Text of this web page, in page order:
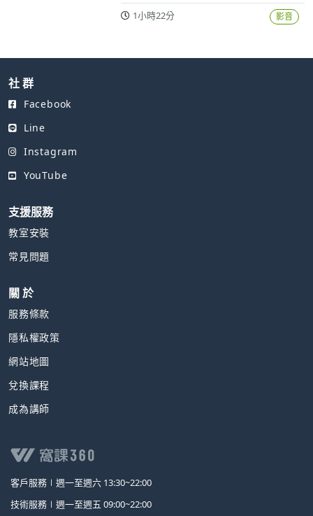
1小時22分 影音
社 群
Facebook
Line
Instagram
YouTube
支援服務
教室安裝
常見問題
關 於
服務條款
隱私權政策
網站地圖
兌換課程
成為講師
客戶服務∣ 週一至週六 13:30~22:00
技術服務∣ 週一至週五 09:00~22:00